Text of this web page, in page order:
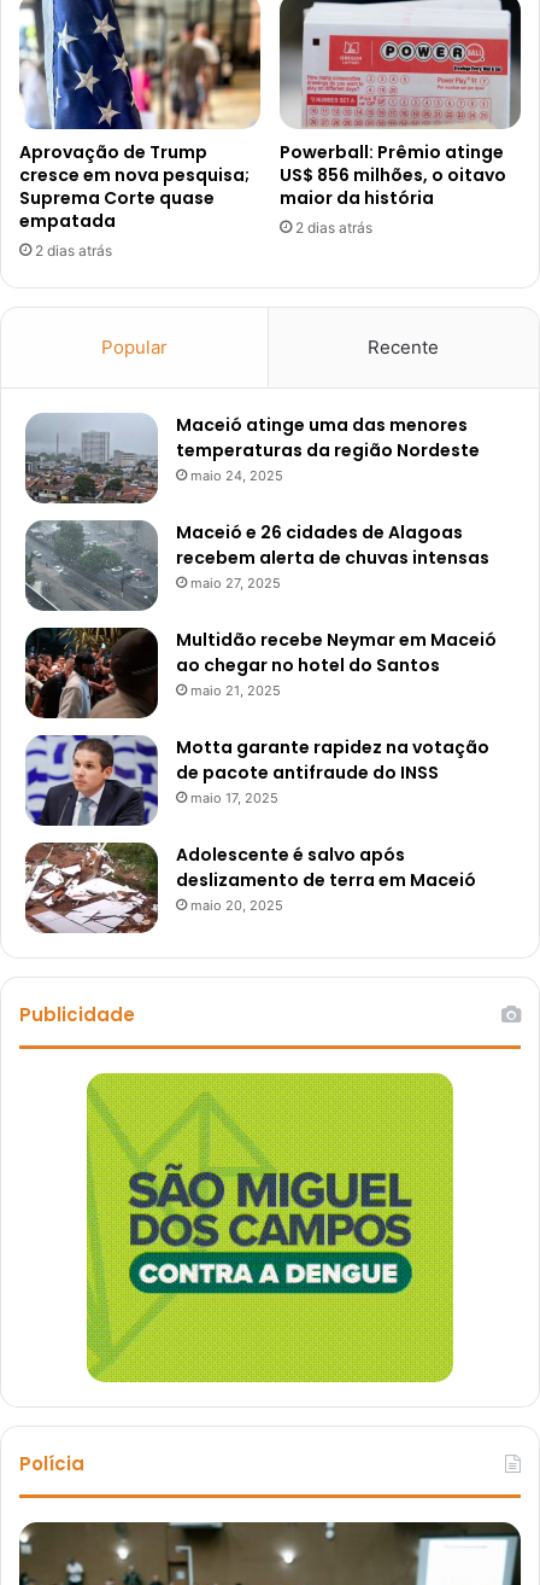
Aprovação de Trump
cresce em nova pesquisa;
Suprema Corte quase
empatada
2 dias atrás
Powerball: Prêmio atinge
US$ 856 milhões, o oitavo
maior da história
2 dias atrás
Popular Recente
Maceió atinge uma das menores
temperaturas da região Nordeste
maio 24, 2025
Maceió e 26 cidades de Alagoas
recebem alerta de chuvas intensas
maio 27, 2025
Multidão recebe Neymar em Maceió
ao chegar no hotel do Santos
maio 21, 2025
Motta garante rapidez na votação
de pacote antifraude do INSS
maio 17, 2025
Adolescente é salvo após
deslizamento de terra em Maceió
maio 20, 2025
Publicidade
Polícia